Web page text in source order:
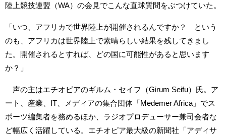
陸上競技連盟（WA）の会見でこんな直球質問をぶつけていた。
「いつ、アフリカで世界陸上が開催されるんですか？ という
のも、アフリカは世界陸上で素晴らしい結果を残してきまし
た。開催されるとすれば、どの国に可能性があると思います
か？」
声の主はエチオピアのギルム・セイフ（Girum Seifu）氏。ア
ート、産業、IT、メディアの集合団体「Medemer Africa」でス
ポーツ編集者を務めるほか、ラジオプロデューサー兼司会者な
ど幅広く活躍している。エチオピア最大級の新聞社「アディサ